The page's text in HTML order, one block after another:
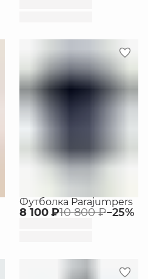
Футболка Parajumpers
8 100 ₽10 800 ₽−25%